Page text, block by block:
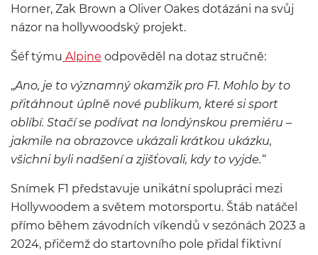
Horner, Zak Brown a Oliver Oakes dotázáni na svůj
názor na hollywoodský projekt.
Šéf týmu Alpine odpověděl na dotaz stručně:
„Ano, je to významný okamžik pro F1. Mohlo by to
přitáhnout úplně nové publikum, které si sport
oblíbí. Stačí se podívat na londýnskou premiéru –
jakmile na obrazovce ukázali krátkou ukázku,
všichni byli nadšení a zjišťovali, kdy to vyjde.“
Snímek F1 představuje unikátní spolupráci mezi
Hollywoodem a světem motorsportu. Štáb natáčel
přímo během závodních víkendů v sezónách 2023 a
2024, přičemž do startovního pole přidal fiktivní